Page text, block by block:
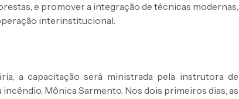
e promover a integração de técnicas modernas,
interinstitucional.
a capacitação será ministrada pela instrutora de
incêndio, Mônica Sarmento. Nos dois primeiros dias, as